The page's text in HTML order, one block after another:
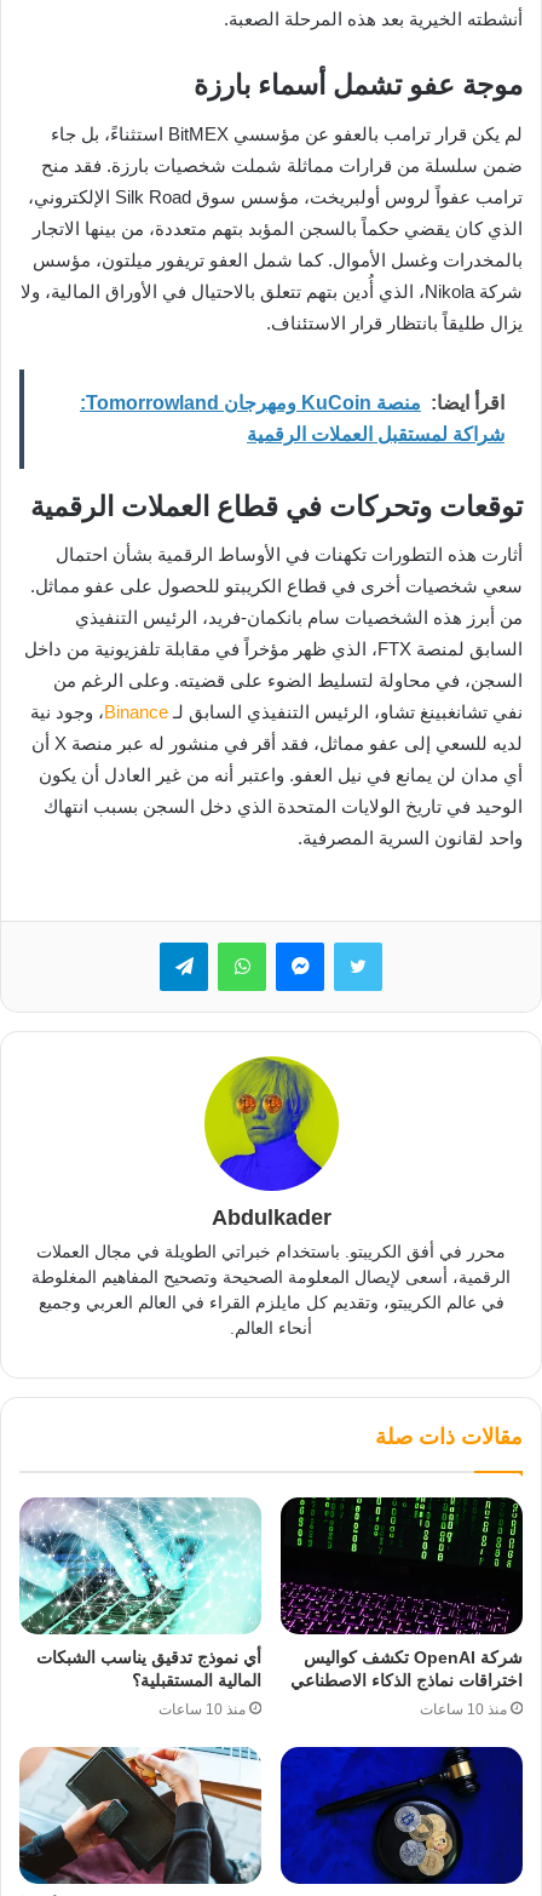
أنشطته الخيرية بعد هذه المرحلة الصعبة.
موجة عفو تشمل أسماء بارزة
لم يكن قرار ترامب بالعفو عن مؤسسي BitMEX استثناءً، بل جاء
ضمن سلسلة من قرارات مماثلة شملت شخصيات بارزة. فقد منح
ترامب عفواً لروس أولبريخت، مؤسس سوق Silk Road الإلكتروني،
الذي كان يقضي حكماً بالسجن المؤبد بتهم متعددة، من بينها الاتجار
بالمخدرات وغسل الأموال. كما شمل العفو تريفور ميلتون، مؤسس
شركة Nikola، الذي أُدين بتهم تتعلق بالاحتيال في الأوراق المالية، ولا
يزال طليقاً بانتظار قرار الاستئناف.
اقرأ ايضا:
منصة KuCoin ومهرجان Tomorrowland:
شراكة لمستقبل العملات الرقمية
توقعات وتحركات في قطاع العملات الرقمية
أثارت هذه التطورات تكهنات في الأوساط الرقمية بشأن احتمال
سعي شخصيات أخرى في قطاع الكريبتو للحصول على عفو مماثل.
من أبرز هذه الشخصيات سام بانكمان-فريد، الرئيس التنفيذي
السابق لمنصة FTX، الذي ظهر مؤخراً في مقابلة تلفزيونية من داخل
السجن، في محاولة لتسليط الضوء على قضيته. وعلى الرغم من
نفي تشانغبينغ تشاو، الرئيس التنفيذي السابق لـ Binance، وجود نية
لديه للسعي إلى عفو مماثل، فقد أقر في منشور له عبر منصة X أن
أي مدان لن يمانع في نيل العفو. واعتبر أنه من غير العادل أن يكون
الوحيد في تاريخ الولايات المتحدة الذي دخل السجن بسبب انتهاك
واحد لقانون السرية المصرفية.
تويتر ماسنجرواتساب تيلقرام
Abdulkader
محرر في أفق الكريبتو. باستخدام خبراتي الطويلة في مجال العملات
الرقمية، أسعى لإيصال المعلومة الصحيحة وتصحيح المفاهيم المغلوطة
في عالم الكريبتو، وتقديم كل مايلزم القراء في العالم العربي وجميع
أنحاء العالم.
مقالات ذات صلة
شركة OpenAI تكشف كواليس
اختراقات نماذج الذكاء الاصطناعي
منذ 10 ساعات
أي نموذج تدقيق يناسب الشبكات
المالية المستقبلية؟
منذ 10 ساعات